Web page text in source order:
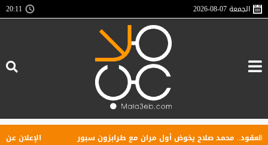
الجمعة2026-08-07
20:11
محمد صلاح يخوض أول مران مع طرابزون سبور الإعلان عن